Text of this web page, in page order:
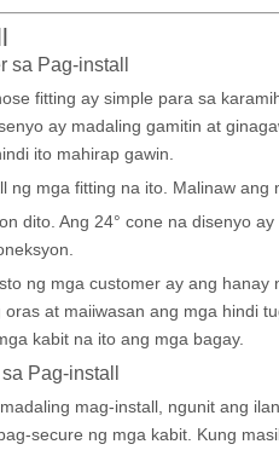
sa Pag-install
fitting ay simple para sa
ay madaling gamitin at
ito mahirap gawin.
ng mga fitting na ito. Malinaw ang
dito. Ang 24° cone na disenyo
ng mga customer ay ang
at maiiwasan ang mga hindi
kabit na ito ang mga bagay.
Pag-install
mag-install, ngunit ang
secure ng mga kabit. Kung